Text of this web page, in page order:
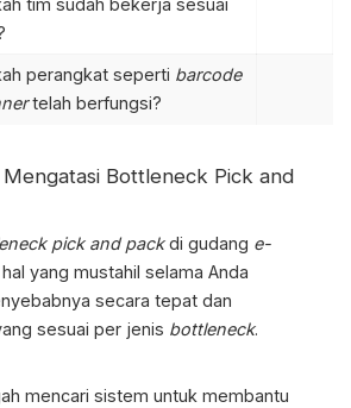
tim sudah bekerja sesuai
perangkat seperti barcode
telah berfungsi?
Bottleneck Pick and
pick and packdi gudang e-
yang mustahil selama Anda
secara tepat dan
sesuai per jenis bottleneck.
mencari sistem untuk membantu